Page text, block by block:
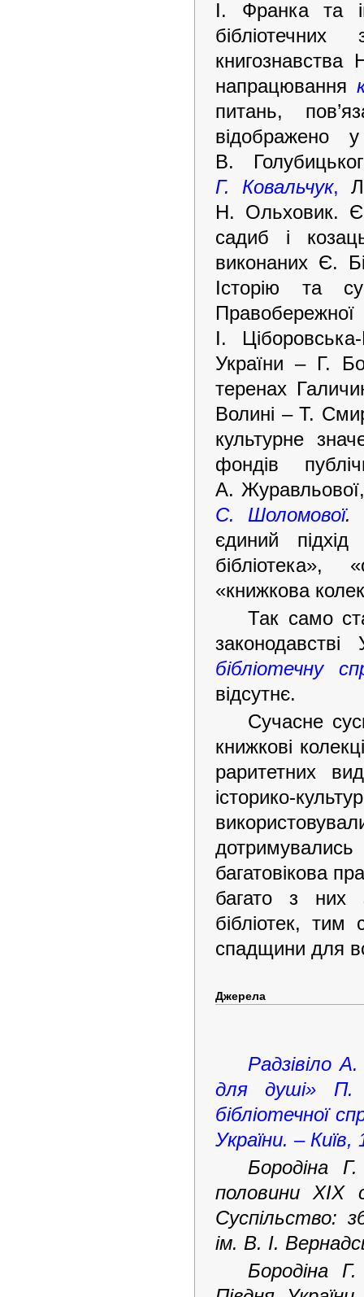
І. Франка та
напрацювання
питань,
відображено
В.
Г. Ковальчук,
Н. Ольховик. Є.
садиб і
виконаних Є.
Історію та
І.
України – Г.
теренах
Волині – Т.
культурне
фондів
А.
С. Шоломової.
єдиний
бібліотека»,
«книжкова
Так само
бібліотечну
відсутнє.
Сучасне
книжкові
раритетних
історико-
багатовікова
багато з них
бібліотек, тим
спадщини для
Джерела
Радзівіло
для душі» П.
бібліотечної
України. –
Бородіна
половини ХІХ
Суспільство:
ім. В. І.
Бородіна